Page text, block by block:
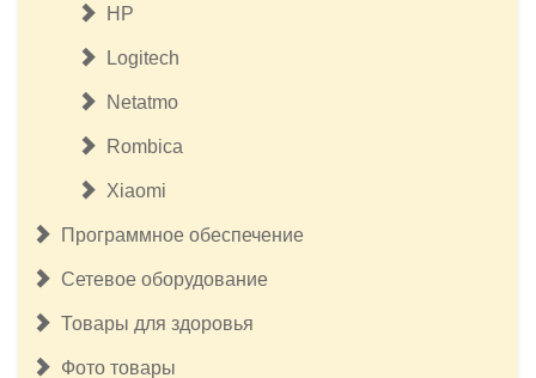
HP
Logitech
Netatmo
Rombica
Xiaomi
Программное обеспечение
Сетевое оборудование
Товары для здоровья
Фото товары